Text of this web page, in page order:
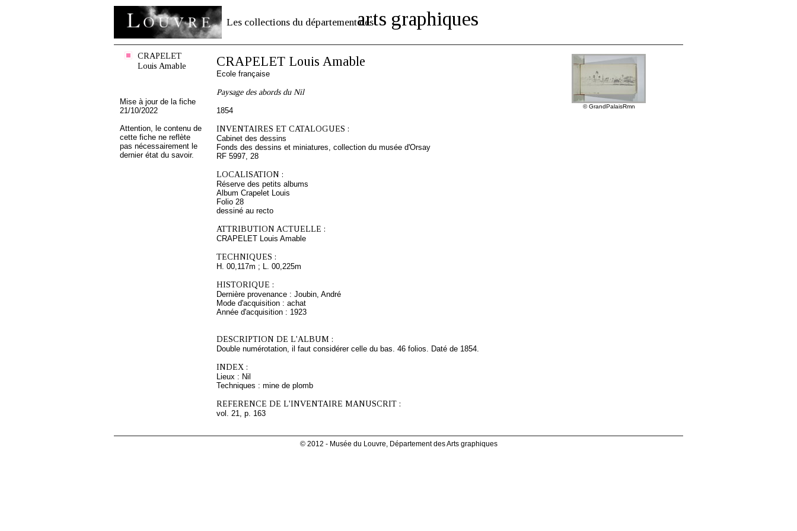
Les collections du département desarts graphiques
CRAPELET
Louis Amable
Mise à jour de la fiche
21/10/2022
Attention, le contenu de
cette fiche ne reflète
pas nécessairement le
dernier état du savoir.
© GrandPalaisRmn
CRAPELET Louis Amable
Ecole française
Paysage des abords du Nil
1854
INVENTAIRES ET CATALOGUES :
Cabinet des dessins
Fonds des dessins et miniatures, collection du musée d'Orsay
RF 5997, 28
LOCALISATION :
Réserve des petits albums
Album Crapelet Louis
Folio 28
dessiné au recto
ATTRIBUTION ACTUELLE :
CRAPELET Louis Amable
TECHNIQUES :
H. 00,117m ; L. 00,225m
HISTORIQUE :
Dernière provenance : Joubin, André
Mode d'acquisition : achat
Année d'acquisition : 1923
DESCRIPTION DE L'ALBUM :
Double numérotation, il faut considérer celle du bas. 46 folios. Daté de 1854.
INDEX :
Lieux : Nil
Techniques : mine de plomb
REFERENCE DE L'INVENTAIRE MANUSCRIT :
vol. 21, p. 163
© 2012 - Musée du Louvre, Département des Arts graphiques